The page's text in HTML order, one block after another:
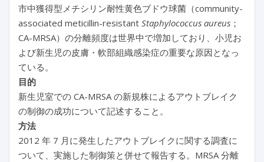
市中獲得型メチシリン耐性黄色ブドウ球菌（community-
associated meticillin-resistant Staphylococcus aureus ；
CA-MRSA）の分離頻度は世界中で増加しており、小児お
よび新生児の皮膚・軟部組織感染症の重要な原因となっ
ている。
目的
新生児室での CA-MRSA の新規株によるアウトブレイク
の制御の成功について記述すること。
方法
2012 年 7 月に発生したアウトブレイクに関する調査に
ついて、実施した制御策と併せて報告する。MRSA 分離